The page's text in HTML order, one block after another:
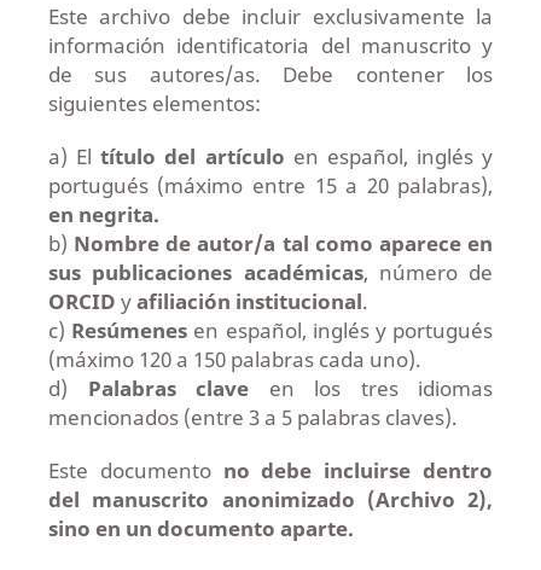
Este archivo debe incluir exclusivamente la
información identificatoria del manuscrito y
de sus autores/as. Debe contener los
siguientes elementos:
a) Eltítulo del artículo en español, inglés y
portugués (máximo entre 15 a 20 palabras),
en negrita.
b) Nombre de autor/a tal como aparece en
sus publicaciones académicas, número de
ORCID yafiliación institucional.
c) Resúmenes en español, inglés y portugués
(máximo 120 a 150 palabras cada uno).
d) Palabras clave en los tres idiomas
mencionados (entre 3 a 5 palabras claves).
Este documento no debe incluirse dentro
del manuscrito anonimizado (Archivo 2),
sino en un documento aparte.